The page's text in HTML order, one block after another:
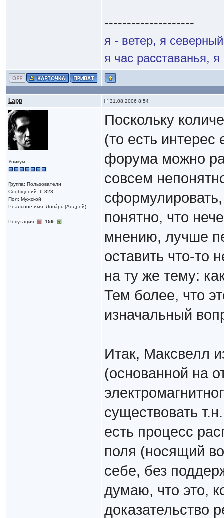
--------------------
я - ветер, я
я час расставанья,
Lapp 31.08.2006 8:54
Уникум
Группа: Пользователи
Сообщений: 6 823
Пол: Мужской
Реальное имя: Лопáрь (Андрей)
Репутация: 159
Поскольку
(то есть интерес
форума можно
совсем
понятно, что
мнению, лучше
оставить что-то
на ту же тему:
Тем более, что
изначальный
Итак, Максвелл
(основанной на
существовать
есть процесс
поля (носящий
себе, без
думаю, что это,
доказательство